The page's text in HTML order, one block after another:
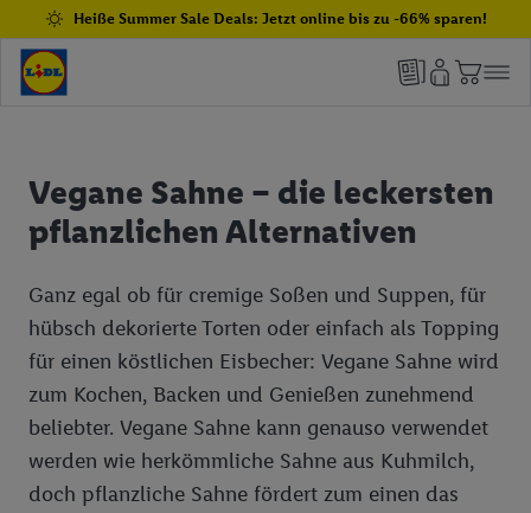
Heiße Summer Sale Deals: Jetzt online bis zu -66% sparen!
Vegane Sahne – die leckersten
pflanzlichen Alternativen
Ganz egal ob für cremige Soßen und Suppen, für
hübsch dekorierte Torten oder einfach als Topping
für einen köstlichen Eisbecher: Vegane Sahne wird
zum Kochen, Backen und Genießen zunehmend
beliebter. Vegane Sahne kann genauso verwendet
werden wie herkömmliche Sahne aus Kuhmilch,
doch pflanzliche Sahne fördert zum einen das